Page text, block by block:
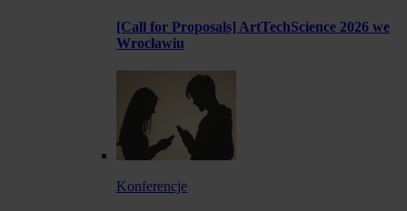
[Call for Proposals] ArtTechScience 2026 we
Wrocławiu
Konferencje